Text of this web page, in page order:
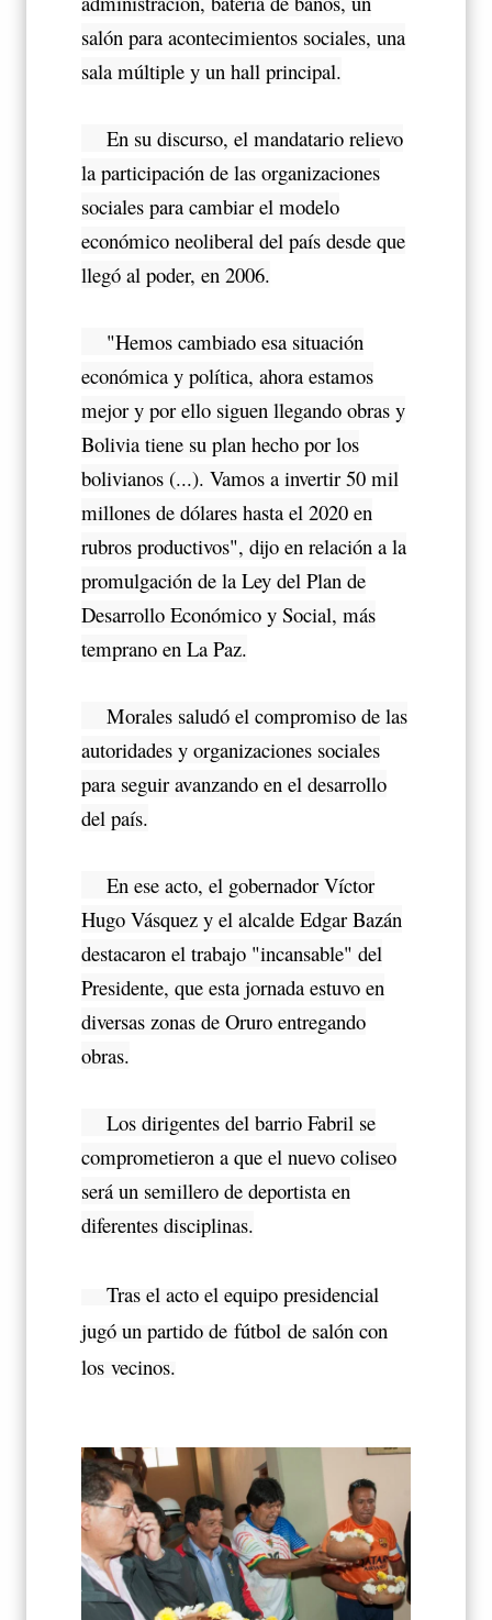
salón para acontecimientos sociales, una
sala múltiple y un hall principal.
En su discurso, el mandatario relievo
la participación de las organizaciones
sociales para cambiar el modelo
económico neoliberal del país desde que
llegó al poder, en 2006.
"Hemos cambiado esa situación
económica y política, ahora estamos
mejor y por ello siguen llegando obras y
Bolivia tiene su plan hecho por los
bolivianos (...). Vamos a invertir 50 mil
millones de dólares hasta el 2020 en
rubros productivos", dijo en relación a la
promulgación de la Ley del Plan de
Desarrollo Económico y Social, más
temprano en La Paz.
Morales saludó el compromiso de las
autoridades y organizaciones sociales
para seguir avanzando en el desarrollo
del país.
En ese acto, el gobernador Víctor
Hugo Vásquez y el alcalde Edgar Bazán
destacaron el trabajo "incansable" del
Presidente, que esta jornada estuvo en
diversas zonas de Oruro entregando
obras.
Los dirigentes del barrio Fabril se
comprometieron a que el nuevo coliseo
será un semillero de deportista en
diferentes disciplinas.
Tras el acto el equipo presidencial
jugó un partido de fútbol de salón con
los vecinos.